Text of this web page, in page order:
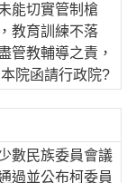
能切實管制槍
教育訓練不落
管教輔導之責，
院函請行政院?
民族委員會議
過並公布柯委員